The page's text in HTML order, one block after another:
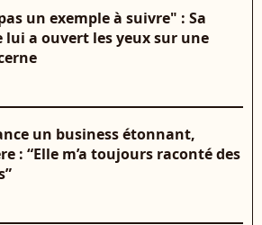
un exemple à suivre" : Sa
lui a ouvert les yeux sur une
un business étonnant,
: “Elle m’a toujours raconté des